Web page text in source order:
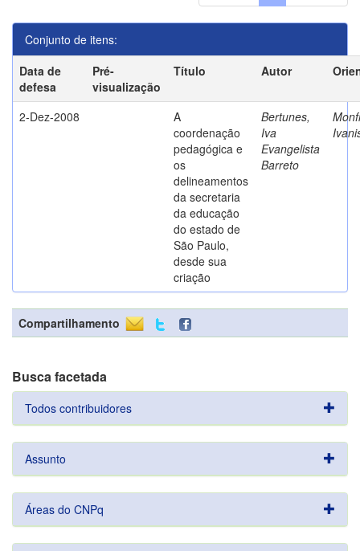
Conjunto de itens:
Data de
defesa
Pré-
visualização
Título Autor
2-Dez-2008
A
coordenação
pedagógica e
os
delineamentos
da secretaria
da educação
do estado de
São Paulo,
desde sua
criação
Bertunes,
Iva
Evangelista
Barreto
Compartilhamento
Busca facetada
Todos contribuidores
Assunto
Áreas do CNPq